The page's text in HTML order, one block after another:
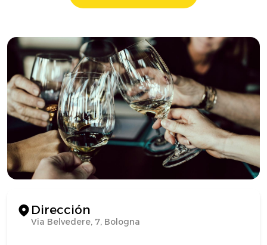
Dirección
Via Belvedere, 7, Bologna